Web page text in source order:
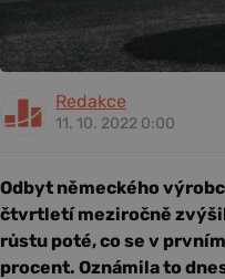
Redakce
11. 10. 2022 0:00
Odbyt německého
čtvrtletí meziročně zvýšil
růstu poté, co se v
procent. Oznámila to